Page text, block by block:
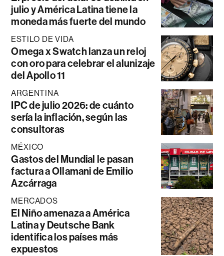
julio y América Latina tiene la
moneda más fuerte del mundo
ESTILO DE VIDA
Omega x Swatch lanza un reloj
con oro para celebrar el alunizaje
del Apollo 11
ARGENTINA
IPC de julio 2026: de cuánto
sería la inflación, según las
consultoras
MÉXICO
Gastos del Mundial le pasan
factura a Ollamani de Emilio
Azcárraga
MERCADOS
El Niño amenaza a América
Latina y Deutsche Bank
identifica los países más
expuestos